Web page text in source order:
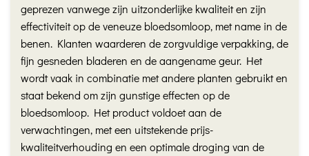
geprezen vanwege zijn uitzonderlijke kwaliteit en zijn
effectiviteit op de veneuze bloedsomloop, met name in de
benen. Klanten waarderen de zorgvuldige verpakking, de
fijn gesneden bladeren en de aangename geur. Het
wordt vaak in combinatie met andere planten gebruikt en
staat bekend om zijn gunstige effecten op de
bloedsomloop. Het product voldoet aan de
verwachtingen, met een uitstekende prijs-
kwaliteitverhouding en een optimale droging van de